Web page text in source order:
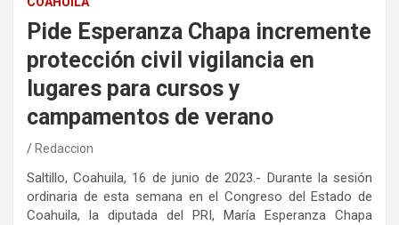
Pide Esperanza Chapa incremente
protección civil vigilancia en
lugares para cursos y
campamentos de verano
Redaccion
Saltillo, Coahuila, 16 de junio de 2023.- Durante la sesión
ordinaria de esta semana en el Congreso del Estado de
Coahuila, la diputada del PRI, María Esperanza Chapa